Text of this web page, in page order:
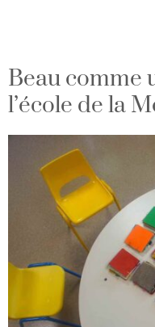
Beau comme
l’école de la